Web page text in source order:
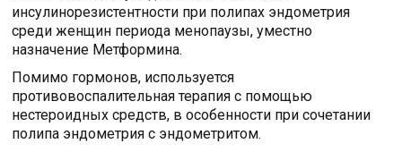
инсулинорезистентности при полипах эндометрия
среди женщин периода менопаузы, уместно
назначение Метформина.
Помимо гормонов, используется
противовоспалительная терапия с помощью
нестероидных средств, в особенности при сочетании
полипа эндометрия с эндометритом.